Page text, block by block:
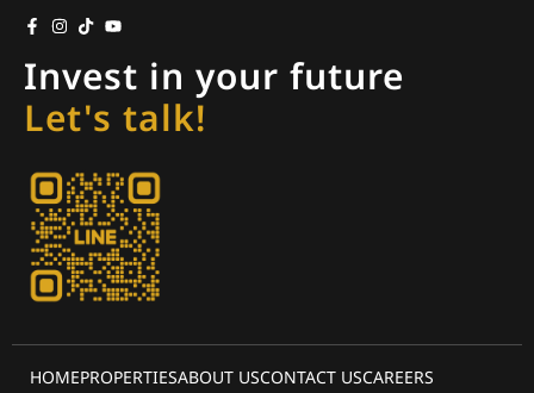
Invest in your future
Let's talk!
HOMEPROPERTIESABOUT USCONTACT USCAREERS